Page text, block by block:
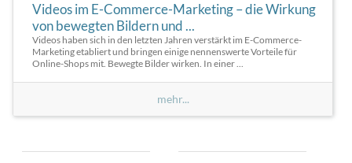
Videos im E-Commerce-Marketing – die Wirkung
von bewegten Bildern und ...
Videos haben sich in den letzten Jahren verstärkt im E-Commerce-
Marketing etabliert und bringen einige nennenswerte Vorteile für
Online-Shops mit. Bewegte Bilder wirken. In einer ...
mehr...